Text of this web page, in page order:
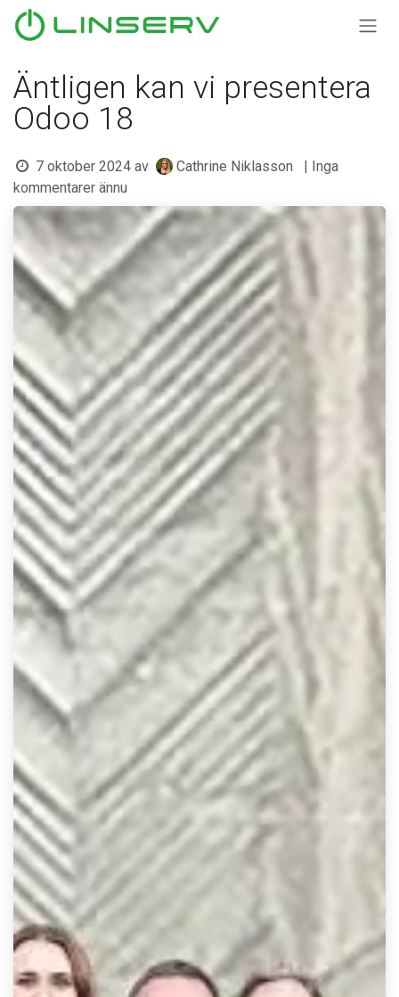
Hoppa till innehåll
Äntligen kan vi presentera
Odoo 18
7 oktober 2024 av Cathrine Niklasson
| Inga
kommentarer ännu